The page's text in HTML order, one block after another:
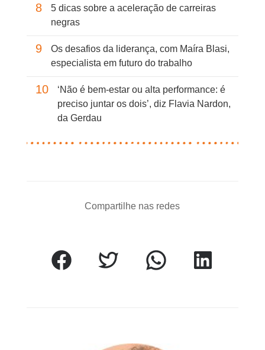
8
5 dicas sobre a aceleração de carreiras
negras
9
Os desafios da liderança, com Maíra Blasi,
especialista em futuro do trabalho
10
‘Não é bem-estar ou alta performance: é
preciso juntar os dois’, diz Flavia Nardon,
da Gerdau
Compartilhe nas redes